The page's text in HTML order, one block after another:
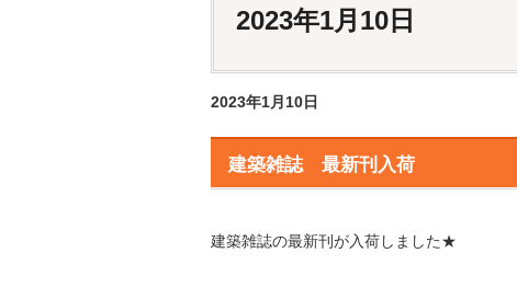
2023年1月10日
2023年1月10日
建築雑誌 最新刊入荷
建築雑誌の最新刊が入荷しました★